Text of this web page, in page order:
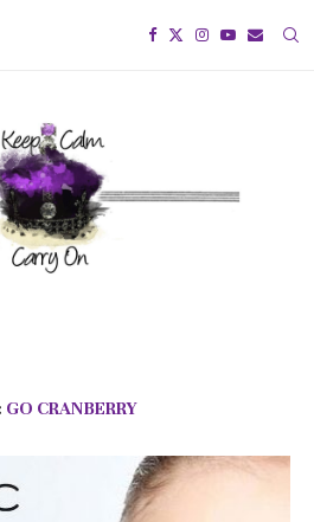
GO CRANBERRY